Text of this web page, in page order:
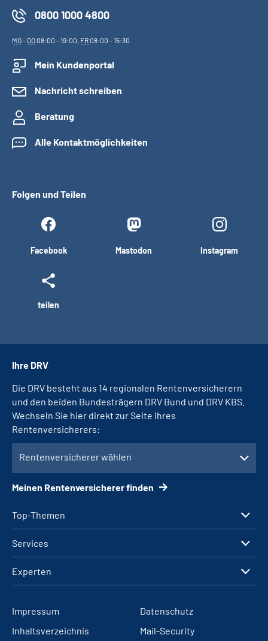
0800 1000 4800
MO- DO08:00 - 19:00, FR08:00 - 15:30
Mein Kundenportal
Nachricht schreiben
Beratung
Alle Kontaktmöglichkeiten
Folgen und Teilen
Facebook Mastodon Instagram
teilen
Top-Themen
Services
Experten
Ihre DRV
Die DRV besteht aus 14 regionalen Rentenversicherern
und den beiden Bundesträgern DRV Bund und DRV KBS.
Wechseln Sie hier direkt zur Seite Ihres
Rentenversicherers:
Rentenversicherer wählen
Meinen Rentenversicherer finden
Impressum
Datenschutz
Inhaltsverzeichnis
Mail-Security